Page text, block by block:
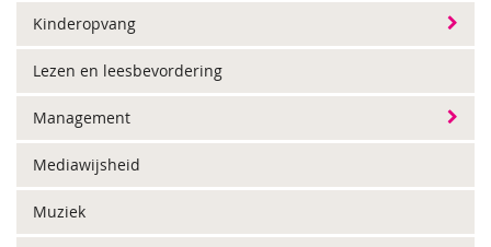
Kinderopvang
Lezen en leesbevordering
Management
Mediawijsheid
Muziek